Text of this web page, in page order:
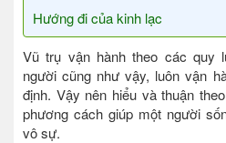
Hướng đi của kinh lạc
Vũ trụ vận hành theo các quy
người cũng như vậy, luôn vận
định. Vậy nên hiểu và thuận
phương cách giúp một người
vô sự.